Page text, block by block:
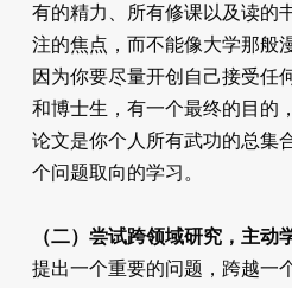
有的精力、所有修课以及读的
注的焦点，而不能像大学那般
因为你要尽量开创自己接受任
和博士生，有一个最终的目的
论文是你个人所有武功的总集
个问题取向的学习。
（二）尝试跨领域研究，主动
提出一个重要的问题，跨越一